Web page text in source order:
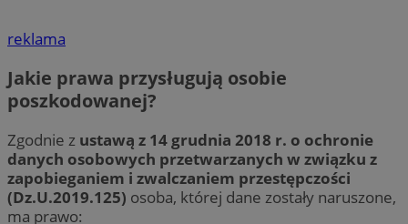
reklama
Jakie prawa przysługują osobie
poszkodowanej?
Zgodnie z ustawą z 14 grudnia 2018 r. o ochronie
danych osobowych przetwarzanych w związku z
zapobieganiem i zwalczaniem przestępczości
(Dz.U.2019.125) osoba, której dane zostały naruszone,
ma prawo: